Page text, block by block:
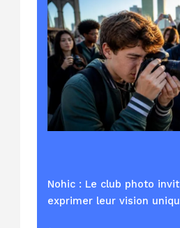
Nohic : Le club photo
exprimer leur vision